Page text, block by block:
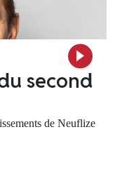
second
de Neuflize